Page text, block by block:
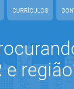
CURRÍCULOS
e